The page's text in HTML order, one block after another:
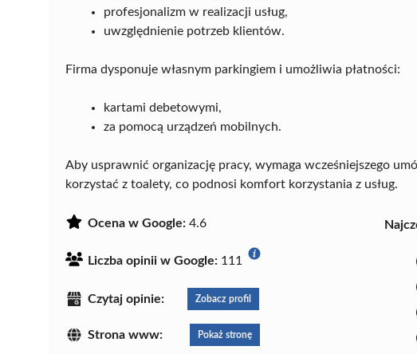
profesjonalizm w realizacji usług,
uwzględnienie potrzeb klientów.
Firma dysponuje własnym parkingiem i umożliwia płatności:
kartami debetowymi,
za pomocą urządzeń mobilnych.
Aby usprawnić organizację pracy, wymaga wcześniejszego
korzystać z toalety, co podnosi komfort korzystania z usług.
Ocena w Google: 4.6
Liczba opinii w Google: 111
Czytaj opinie: Zobacz profil
Strona www: Pokaż stronę